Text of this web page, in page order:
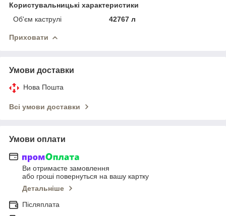
Користувальницькі характеристики
Об'єм каструлі
42767 л
Приховати
Умови доставки
Нова Пошта
Всі умови доставки
Умови оплати
Ви отримаєте замовлення
або гроші повернуться на вашу картку
Детальніше
Післяплата